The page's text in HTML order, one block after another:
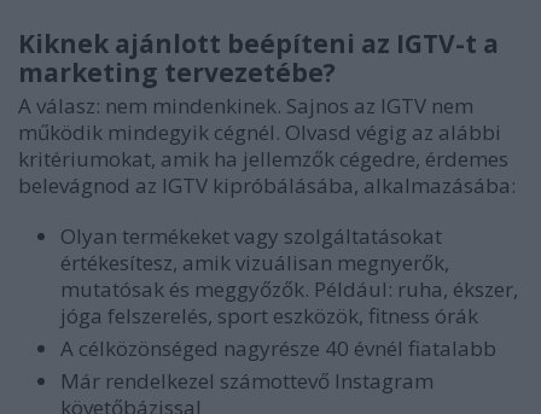
Kiknek ajánlott beépíteni az IGTV-t a
marketing tervezetébe?
A válasz: nem mindenkinek. Sajnos az IGTV nem
működik mindegyik cégnél. Olvasd végig az alábbi
kritériumokat, amik ha jellemzők cégedre, érdemes
belevágnod az IGTV kipróbálásába, alkalmazásába:
Olyan termékeket vagy szolgáltatásokat
értékesítesz, amik vizuálisan megnyerők,
mutatósak és meggyőzők. Például: ruha, ékszer,
jóga felszerelés, sport eszközök, fitness órák
A célközönséged nagyrésze 40 évnél fiatalabb
Már rendelkezel számottevő Instagram
követőbázissal